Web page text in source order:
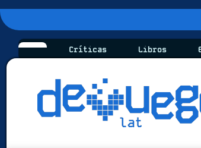
Críticas Libros